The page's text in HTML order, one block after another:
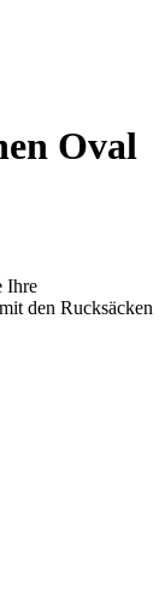
Oval
Ihre
den Rucksäcken